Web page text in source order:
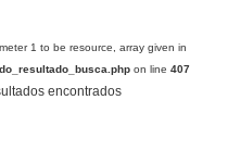
1 to be resource, array given in
on line 407
encontrados